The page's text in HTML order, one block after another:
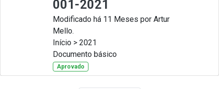
001-2021
Modificado há 11 Meses por Artur
Mello.
Início > 2021
Documento básico
Aprovado